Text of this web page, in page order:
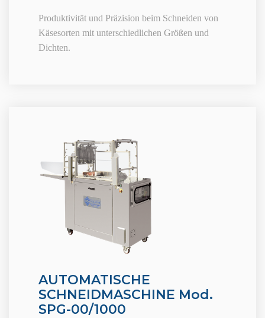
Produktivität und Präzision beim Schneiden von
Käsesorten mit unterschiedlichen Größen und
Dichten.
AUTOMATISCHE
SCHNEIDMASCHINE Mod.
SPG-00/1000